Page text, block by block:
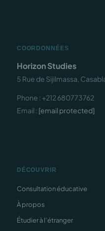
COORDONNÉES
Horizon Studies
5 Rue de Sijilmassa,
Phone : +212 680773762
Email : [email protected]
DÉCOUVRIR
Consultation éducative
À propos
Étudier à l’étranger